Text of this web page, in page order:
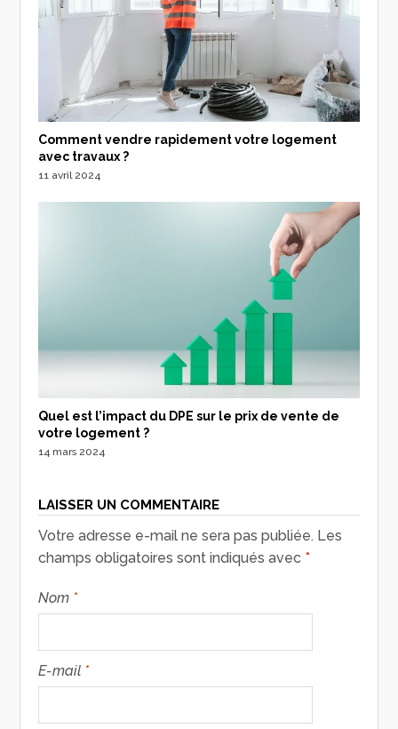
Comment vendre rapidement votre logement
avec travaux ?
11 avril 2024
Quel est l’impact du DPE sur le prix de vente de
votre logement ?
14 mars 2024
LAISSER UN COMMENTAIRE
Votre adresse e-mail ne sera pas publiée. Les
champs obligatoires sont indiqués avec *
Nom *
E-mail *